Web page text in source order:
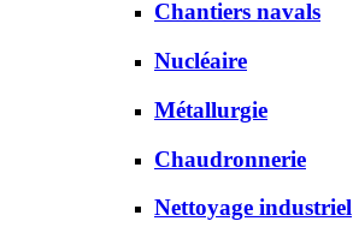
Chantiers navals
Nucléaire
Métallurgie
Chaudronnerie
Nettoyage industriel